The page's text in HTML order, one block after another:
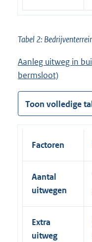
Tabel 2:
Aanleg uitweg in
bermsloot)
Toon volledige
Factoren
Aantal
uitwegen
Extra
uitweg